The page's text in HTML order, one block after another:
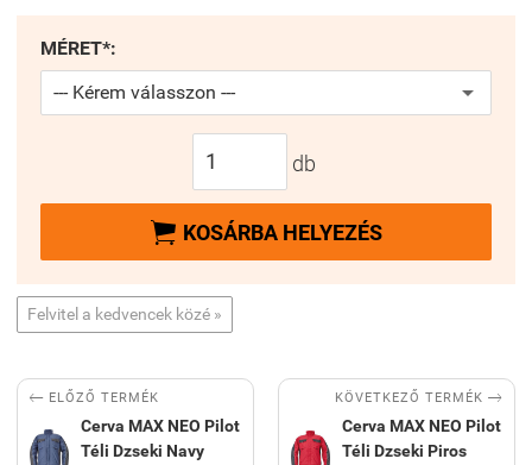
MÉRET*:
db
 KOSÁRBA HELYEZÉS
Felvitel a kedvencek közé »
 ELŐZŐ TERMÉK
Cerva MAX NEO Pilot
Téli Dzseki Navy
KÖVETKEZŐ TERMÉK 
Cerva MAX NEO Pilot
Téli Dzseki Piros